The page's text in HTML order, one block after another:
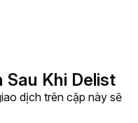
Sau Khi Delist
dịch trên cặp này sẽ